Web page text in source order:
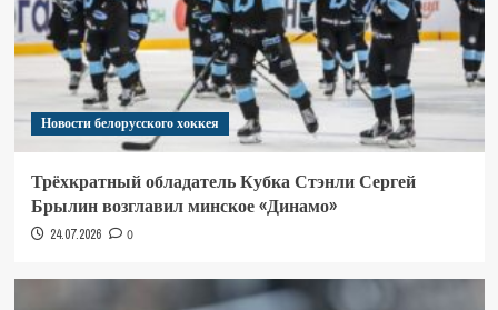
Новости белорусского хоккея
Трёхкратный обладатель Кубка Стэнли Сергей
Брылин возглавил минское «Динамо»
24.07.2026 0